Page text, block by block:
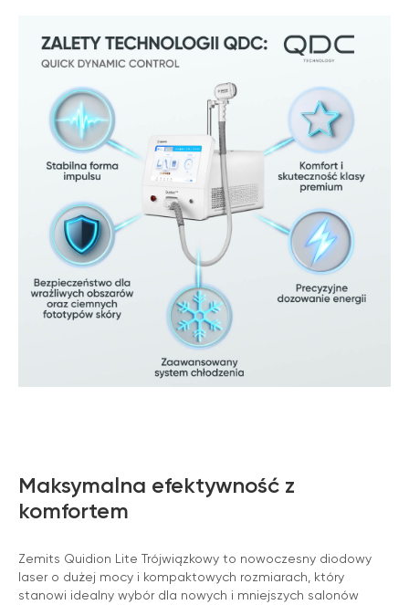
Maksymalna efektywność z
komfortem
Zemits Quidion Lite Trójwiązkowy to nowoczesny diodowy
laser o dużej mocy i kompaktowych rozmiarach, który
stanowi idealny wybór dla nowych i mniejszych salonów